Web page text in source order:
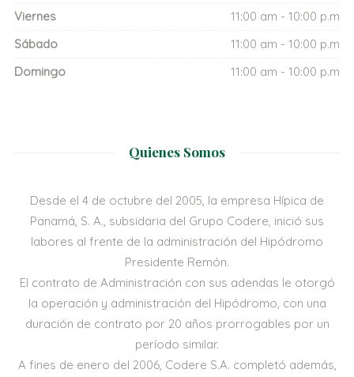
Viernes
11:00 am - 10:00 p.m
Sábado
11:00 am - 10:00 p.m
Domingo
11:00 am - 10:00 p.m
Quienes Somos
Desde el 4 de octubre del 2005, la empresa Hípica de
Panamá, S. A., subsidaria del Grupo Codere, inició sus
labores al frente de la administración del Hipódromo
Presidente Remón.
El contrato de Administración con sus adendas le otorgó
la operación y administración del Hipódromo, con una
duración de contrato por 20 años prorrogables por un
período similar.
A fines de enero del 2006, Codere S.A. completó además,